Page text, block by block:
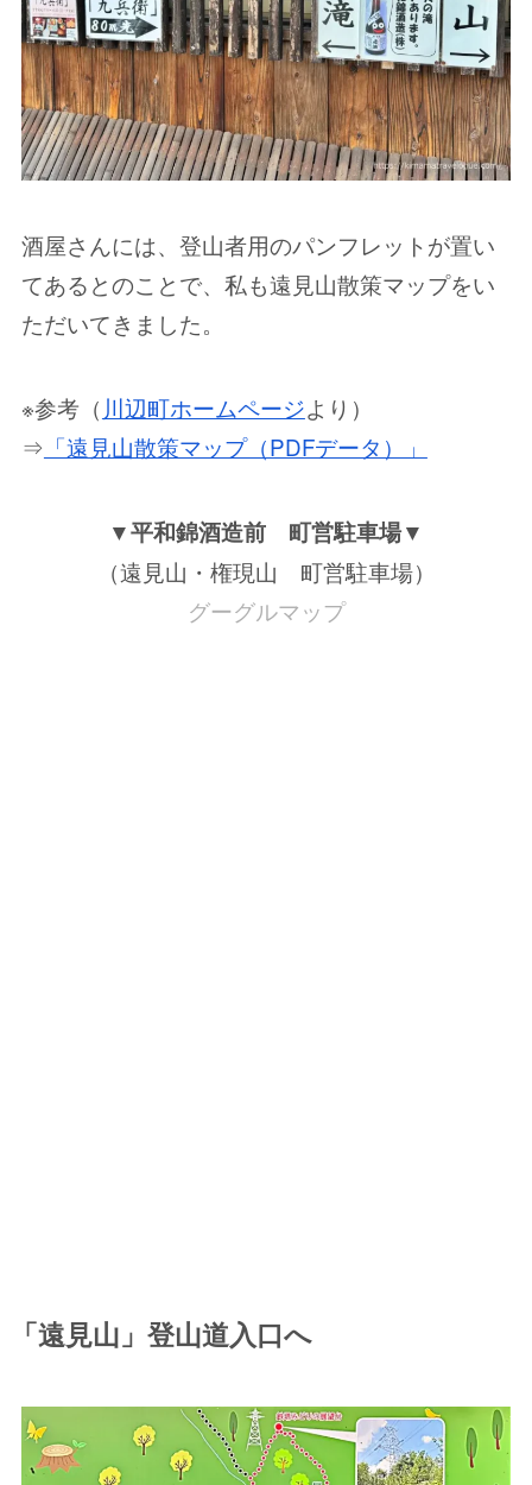
酒屋さんには、登山者用のパンフレットが置い
てあるとのことで、私も遠見山散策マップをい
ただいてきました。
※参考（ 川辺町ホームページより）
⇒ 「遠見山散策マップ（PDFデータ）」
▼平和錦酒造前 町営駐車場▼
（遠見山・権現山 町営駐車場）
グーグルマップ
「遠見山」登山道入口へ